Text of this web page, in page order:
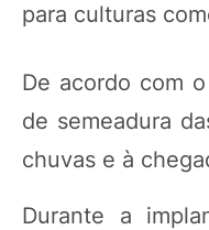
para culturas
De acordo com
de semeadura
chuvas e à
Durante a